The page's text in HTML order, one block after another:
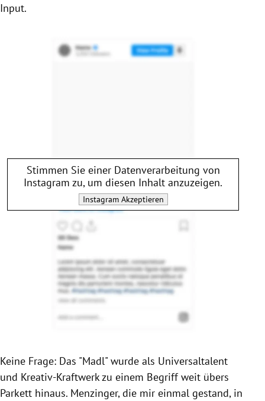
Input.
Stimmen Sie einer Datenverarbeitung von
Instagram zu, um diesen Inhalt anzuzeigen.
InstagramAkzeptieren
Keine Frage: Das "Madl" wurde als Universaltalent
und Kreativ-Kraftwerk zu einem Begriff weit übers
Parkett hinaus. Menzinger, die mir einmal gestand, in